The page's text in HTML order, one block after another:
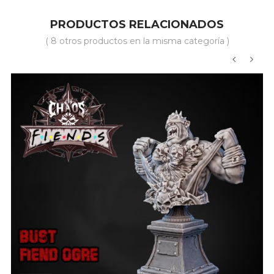
PRODUCTOS RELACIONADOS
( 8 otros productos en la misma categoría )